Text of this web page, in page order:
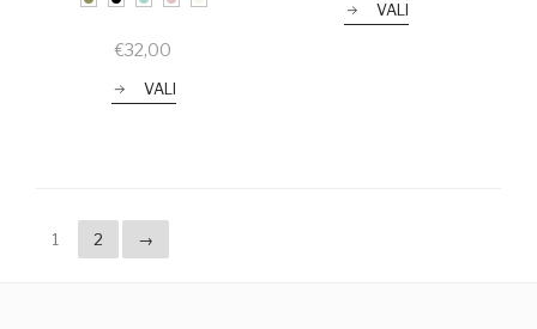
€32,00
VALI
VALI
1 2 →